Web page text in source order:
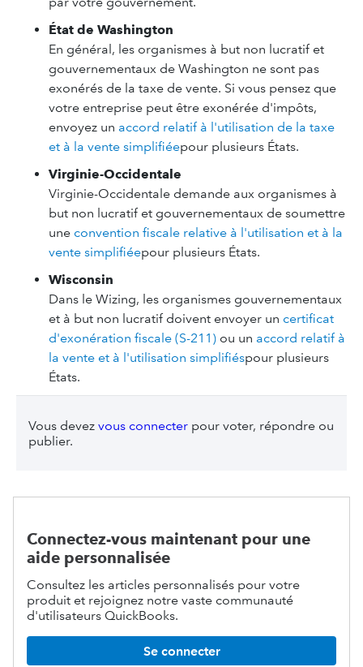
État de Washington
En général, les organismes à but non lucratif et
gouvernementaux de Washington ne sont pas
exonérés de la taxe de vente. Si vous pensez que
votre entreprise peut être exonérée d'impôts,
envoyez un accord relatif à l'utilisation de la taxe
et à la vente simplifiéepour plusieurs États.
Virginie-Occidentale
Virginie-Occidentale demande aux organismes à
but non lucratif et gouvernementaux de soumettre
une convention fiscale relative à l'utilisation et à la
vente simplifiéepour plusieurs États.
Wisconsin
Dans le Wizing, les organismes gouvernementaux
et à but non lucratif doivent envoyer un certificat
d'exonération fiscale (S-211) ou un accord relatif à
la vente et à l'utilisation simplifiéspour plusieurs
États.
Vous devez vous connecter pour voter, répondre ou
publier.
Connectez-vous maintenant pour une
aide personnalisée
Consultez les articles personnalisés pour votre
produit et rejoignez notre vaste communauté
d'utilisateurs QuickBooks.
Se connecter